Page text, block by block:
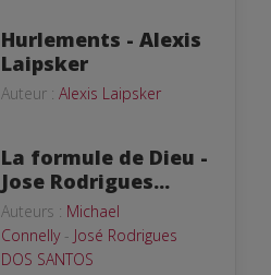
Hurlements - Alexis
Laipsker
Auteur : Alexis Laipsker
La formule de Dieu -
Jose Rodrigues...
Auteurs : Michael
Connelly- José Rodrigues
DOS SANTOS